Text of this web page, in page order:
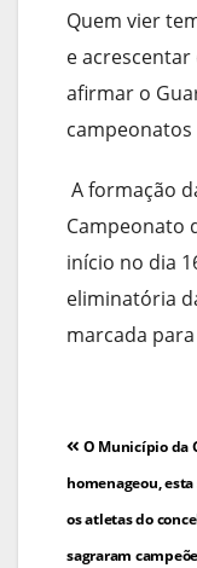
Quem vier
e
afirmar o
campeonatos
A formação
Campeonato
início no dia
eliminatória
marcada
de
artigos
O Município da
homenageou,
os atletas do
sagraram